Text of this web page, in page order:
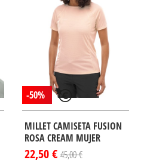
-50%
MILLET CAMISETA FUSION
ROSA CREAM MUJER
22,50 € 45,00 €